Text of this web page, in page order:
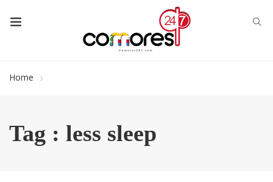
Home
Tag : less sleep